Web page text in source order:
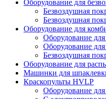
Оборудование для
Безвоздушная
Безвоздушная
Оборудование для
Оборудование
Оборудование
Безвоздушная
Оборудование для
Машинки для
Краскопульты HVLP
Оборудование